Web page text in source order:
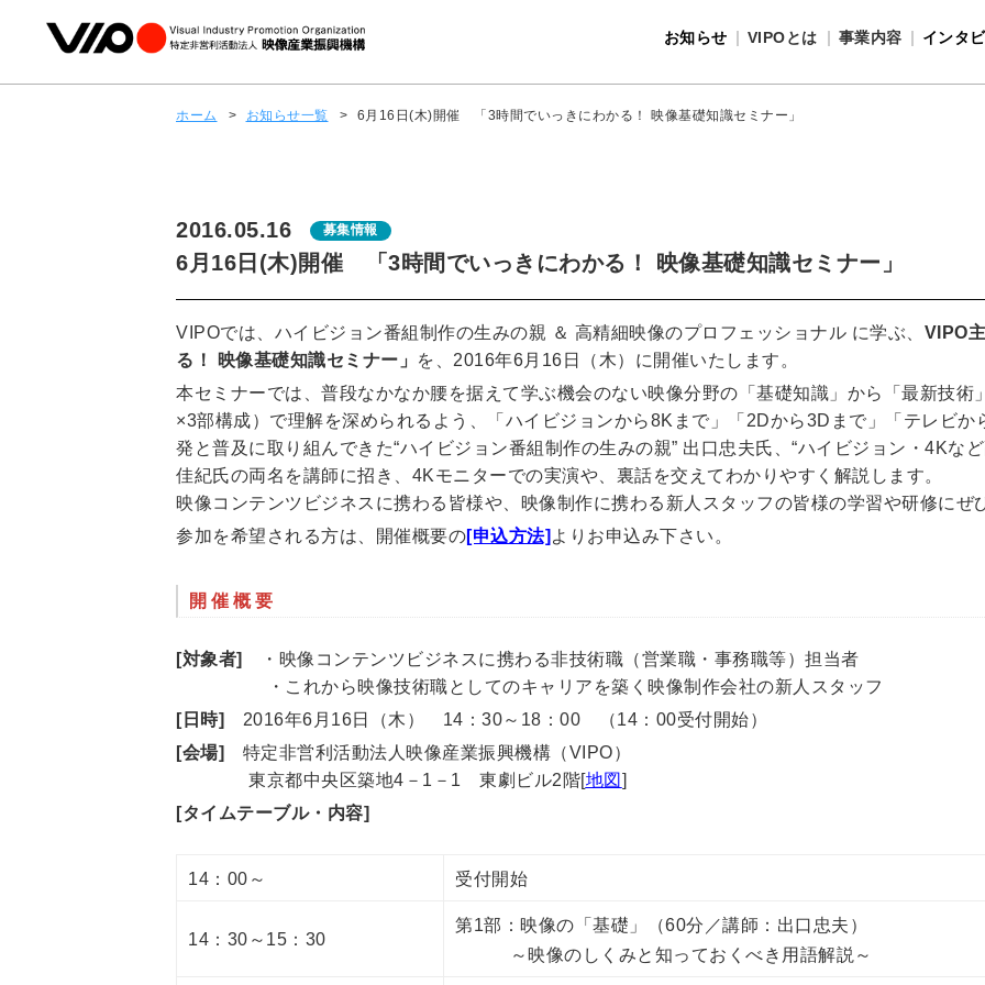
お知らせ VIPOとは
VIPOとは
事業内容
インタ
ホーム > お知らせ一覧 > 6月16日(木)開催 「3時間でいっきにわかる！ 映像基礎知識セミナー」
2016.05.16 募集情報
6月16日(木)開催 「3時間でいっきにわかる！ 映像基礎知識セミナー」
VIPOでは、ハイビジョン番組制作の生みの親 ＆ 高精細映像のプロフェッショナル に学ぶ、 VIPO
る！ 映像基礎知識セミナー」
を、2016年6月16日（木）に開催いたします。
本セミナーでは、普段なかなか腰を据えて学ぶ機会のない映像分野の「基礎知識」から「最新技
×3部構成）で理解を深められるよう、「ハイビジョンから8Kまで」「2Dから3Dまで」「テレビか
発と普及に取り組んできた“ハイビジョン番組制作の生みの親” 出口忠夫氏、“ハイビジョン・4Kな
佳紀氏の両名を講師に招き、4Kモニターでの実演や、裏話を交えてわかりやすく解説します。
映像コンテンツビジネスに携わる皆様や、映像制作に携わる新人スタッフの皆様の学習や研修にぜ
参加を希望される方は、開催概要の[申込方法] よりお申込み下さい。
開催概要
[対象者]
・映像コンテンツビジネスに携わる非技術職（営業職・事務職等）担当者
・これから映像技術職としてのキャリアを築く映像制作会社の新人スタッフ
[日時]
2016年6月16日（木） 14：30～18：00 （14：00受付開始）
[会場]
特定非営利活動法人映像産業振興機構（VIPO）
東京都中央区築地4－1－1 東劇ビル2階[地図 ]
[タイムテーブル・内容]
14：00～ 受付開始
14：30～15：30
第1部：映像の「基礎」（60分／講師：出口忠夫）
～映像のしくみと知っておくべき用語解説～